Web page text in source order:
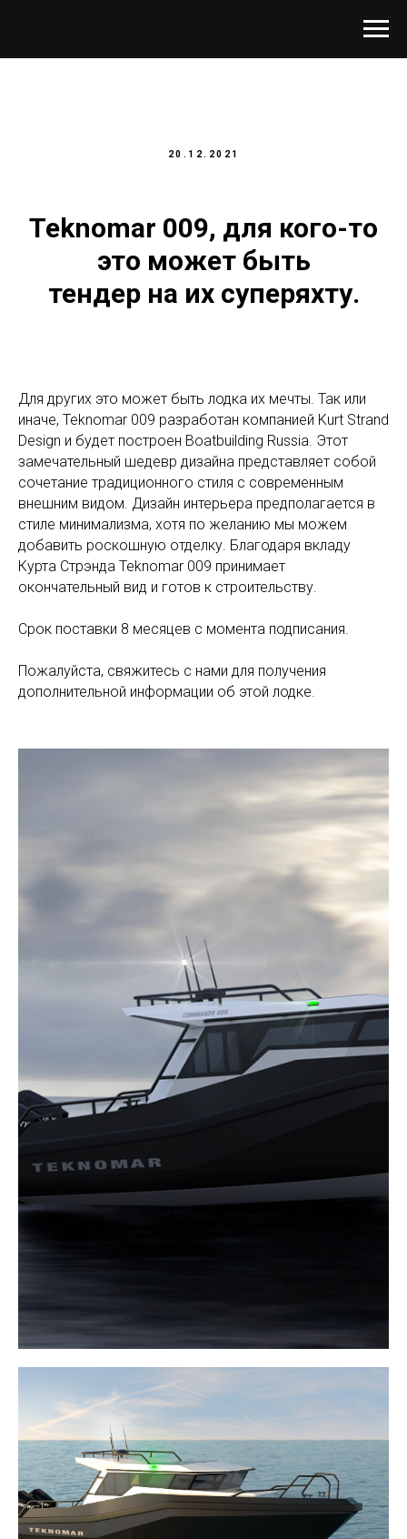
20.12.2021
Teknomar 009, для кого-то
это может быть
тендер на их суперяхту.
Для других это может быть лодка их мечты. Так или
иначе, Teknomar 009 разработан компанией Kurt Strand
Design и будет построен Boatbuilding Russia. Этот
замечательный шедевр дизайна представляет собой
сочетание традиционного стиля с современным
внешним видом. Дизайн интерьера предполагается в
стиле минимализма, хотя по желанию мы можем
добавить роскошную отделку. Благодаря вкладу
Курта Стрэнда Teknomar 009 принимает
окончательный вид и готов к строительству.
Срок поставки 8 месяцев с момента подписания.
Пожалуйста, свяжитесь с нами для получения
дополнительной информации об этой лодке.